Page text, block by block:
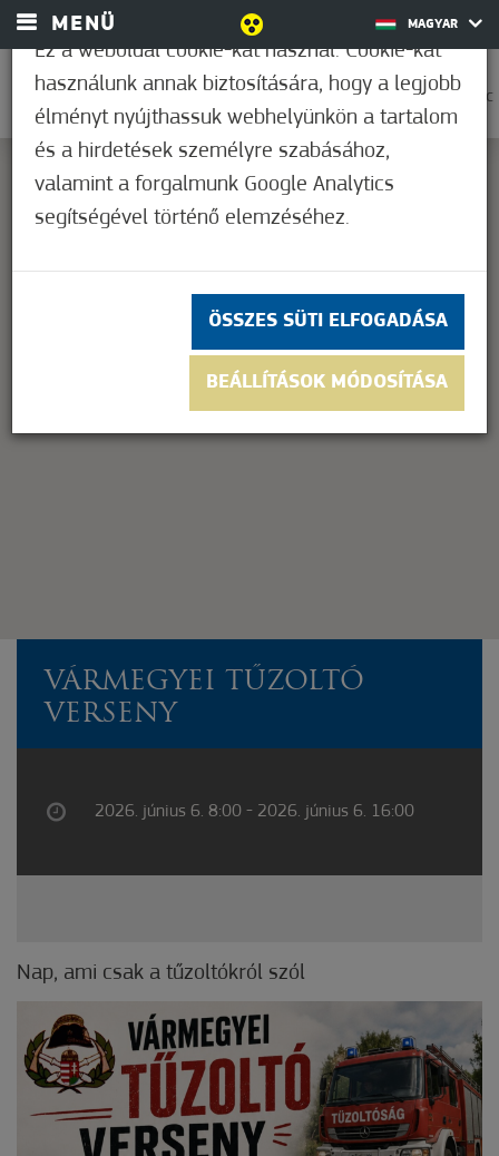
MENÜ MAGYAR
0
36,2°C
This page can't load Google Maps correctly.
Do you own this website? OK
VÁRMEGYEI TŰZOLTÓ
VERSENY
2026. június 6. 8:00 - 2026. június 6. 16:00
Nap, ami csak a tűzoltókról szól
Ez a weboldal cookie-kat használ. Cookie-kat
használunk annak biztosítására, hogy a legjobb
élményt nyújthassuk webhelyünkön a tartalom
és a hirdetések személyre szabásához,
valamint a forgalmunk Google Analytics
segítségével történő elemzéséhez.
ÖSSZES SÜTI ELFOGADÁSA
BEÁLLÍTÁSOK MÓDOSÍTÁSA